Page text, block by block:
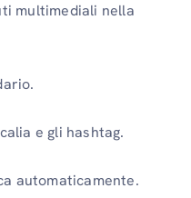
multimediali nella
e gli hashtag.
automaticamente.